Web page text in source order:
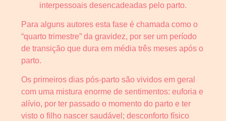
interpessoais desencadeadas pelo parto.
Para alguns autores esta fase é chamada como o
“quarto trimestre” da gravidez, por ser um período
de transição que dura em média três meses após o
parto.
Os primeiros dias pós-parto são vividos em geral
com uma mistura enorme de sentimentos: euforia e
alívio, por ter passado o momento do parto e ter
visto o filho nascer saudável; desconforto físico